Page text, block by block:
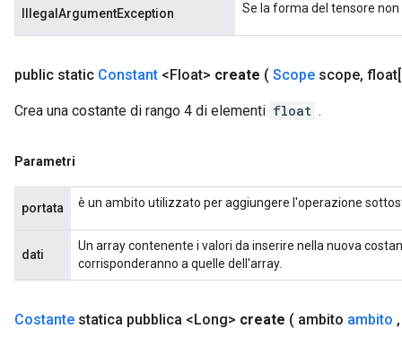
IllegalArgumentException Se la forma del tensore
public static Constant <Float> create ( Scope scope,
Crea una costante di rango 4 di elementi float .
Parametri
portata è un ambito utilizzato per aggiungere l'operazione
dati
Un array contenente i valori da inserire nella nuova
corrisponderanno a quelle dell'array.
Costante statica pubblica <Long> create ( ambito ambito ,